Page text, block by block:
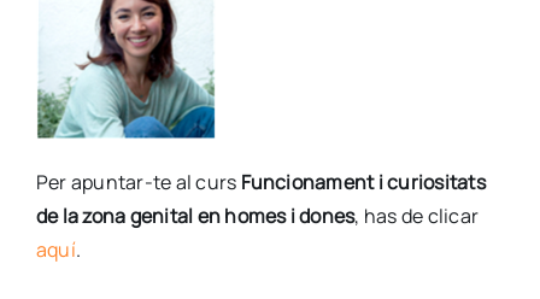
Per apuntar-te al curs Funcionament i curiositats
de la zona genital en homes i dones, has de clicar
aquí.